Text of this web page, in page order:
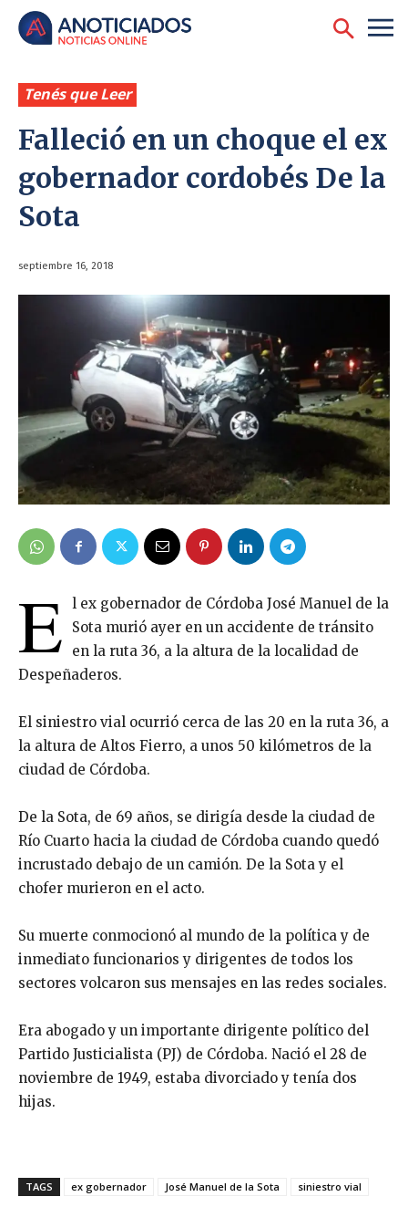
Tenés que Leer
Falleció en un choque el ex
gobernador cordobés De la
Sota
septiembre 16, 2018
E l ex gobernador de Córdoba José Manuel de la
Sota murió ayer en un accidente de tránsito
en la ruta 36, a la altura de la localidad de
Despeñaderos.
El siniestro vial ocurrió cerca de las 20 en la ruta 36, a
la altura de Altos Fierro, a unos 50 kilómetros de la
ciudad de Córdoba.
De la Sota, de 69 años, se dirigía desde la ciudad de
Río Cuarto hacia la ciudad de Córdoba cuando quedó
incrustado debajo de un camión. De la Sota y el
chofer murieron en el acto.
Su muerte conmocionó al mundo de la política y de
inmediato funcionarios y dirigentes de todos los
sectores volcaron sus mensajes en las redes sociales.
Era abogado y un importante dirigente político del
Partido Justicialista (PJ) de Córdoba. Nació el 28 de
noviembre de 1949, estaba divorciado y tenía dos
hijas.
TAGS ex gobernador José Manuel de la Sota siniestro vial